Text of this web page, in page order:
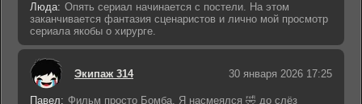
Люда: Опять сериал начинается с постели. На этом
заканчивается фантазия сценаристов и лично мой просмотр
сериала якобы о хирурге.
Экипаж 314 30 января 2026 17:25
Павел: Фильм просто Бомба. Я насмеялся 🤣 до слёз